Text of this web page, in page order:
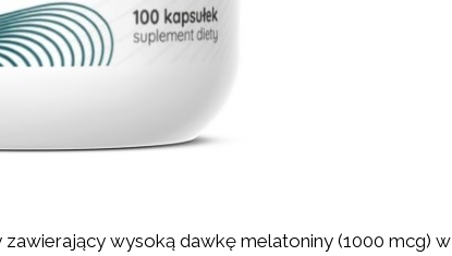
wysoką dawkę melatoniny (1000 mcg) w